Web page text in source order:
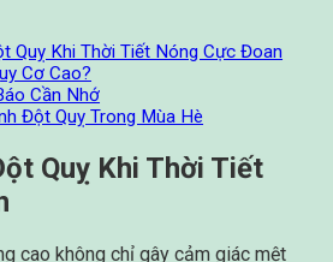
Quỵ Khi Thời Tiết Nóng Cực Đoan
Cơ Cao?
Cần Nhớ
Đột Quỵ Trong Mùa Hè
Quỵ Khi Thời Tiết
cao không chỉ gây cảm giác mệt